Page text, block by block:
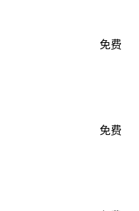
免费
免费